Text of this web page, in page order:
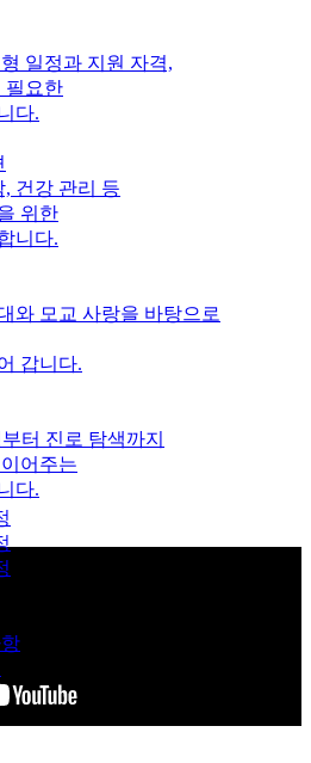
일정과 지원 자격,
필요한
다.
건강 관리 등
위한
니다.
와 모교 사랑을 바탕으로
갑니다.
터 진로 탐색까지
어주는
다.